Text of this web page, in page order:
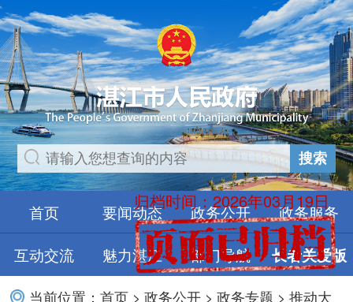
归档时间：2026年03月19日
搜索
首页 要闻动态 政务公开
政务服务
互动交流
魅力湛江 部门导航 长者关爱版
当前位置：首页 >政务公开 >政务专题 >推动大